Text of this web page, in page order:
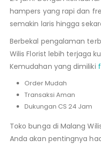
hampers yang rapi dan
semakin laris hingga
Berbekal pengalaman
Wilis Florist lebih terjaga
Kemudahan yang dimiliki
Order Mudah
Transaksi Aman
Dukungan CS 24 Jam
Toko bunga di Malang
Anda akan pentingnya